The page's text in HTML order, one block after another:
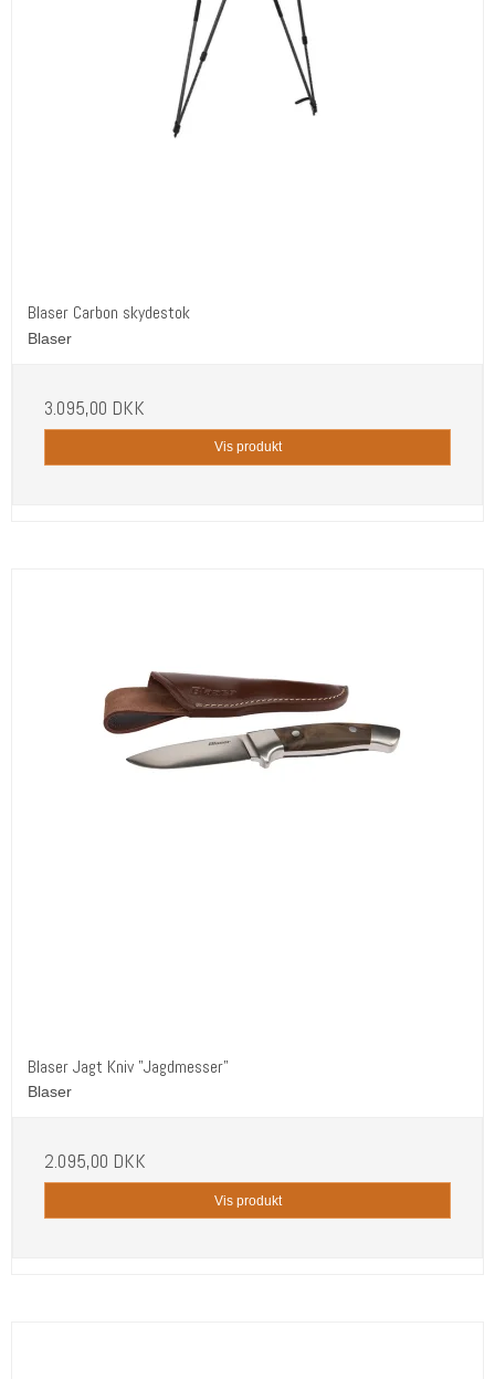
Blaser Carbon skydestok
Blaser
3.095,00 DKK
Vis produkt
Blaser Jagt Kniv "Jagdmesser"
Blaser
2.095,00 DKK
Vis produkt